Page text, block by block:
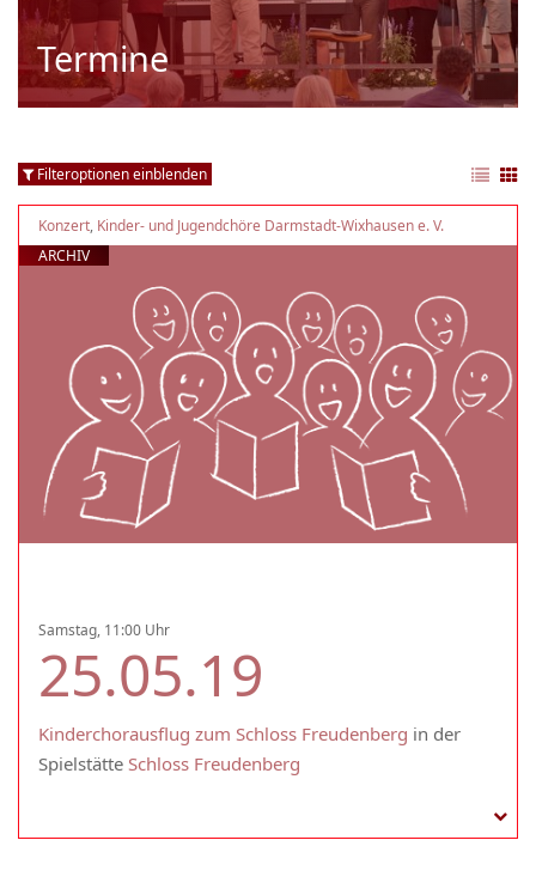
Termine
Filteroptionen einblenden
Konzert, Kinder- und Jugendchöre Darmstadt-Wixhausen e. V.
ARCHIV
Samstag, 11:00 Uhr
25.05.19
Kinderchorausflug zum Schloss Freudenberg in der
Spielstätte Schloss Freudenberg